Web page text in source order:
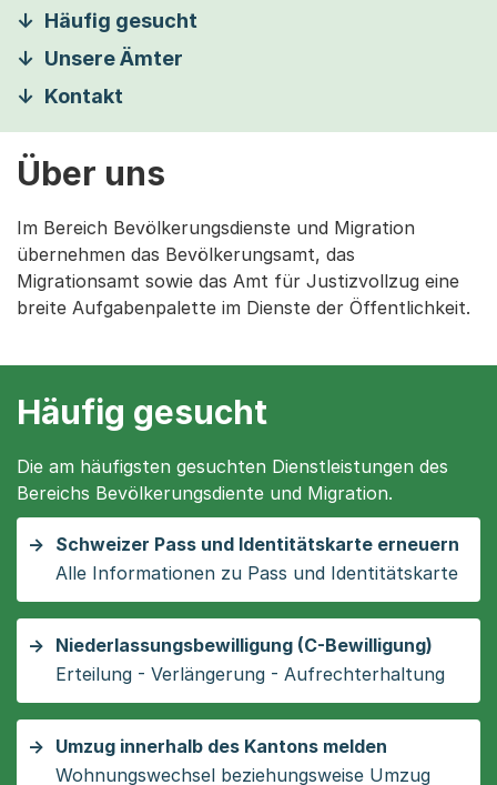
Häufig gesucht
Unsere Ämter
Kontakt
Über uns
Im Bereich Bevölkerungsdienste und Migration
übernehmen das Bevölkerungsamt, das
Migrationsamt sowie das Amt für Justizvollzug eine
breite Aufgabenpalette im Dienste der Öffentlichkeit.
Häufig gesucht
Die am häufigsten gesuchten Dienstleistungen des
Bereichs Bevölkerungsdiente und Migration.
Schweizer Pass und Identitätskarte erneuern
Alle Informationen zu Pass und Identitätskarte
Niederlassungsbewilligung (C-Bewilligung)
Erteilung - Verlängerung - Aufrechterhaltung
Umzug innerhalb des Kantons melden
Wohnungswechsel beziehungsweise Umzug